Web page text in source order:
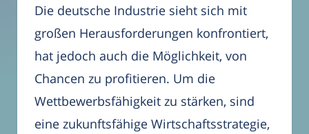
Die deutsche Industrie sieht sich mit
großen Herausforderungen konfrontiert,
hat jedoch auch die Möglichkeit, von
Chancen zu profitieren. Um die
Wettbewerbsfähigkeit zu stärken, sind
eine zukunftsfähige Wirtschaftsstrategie,